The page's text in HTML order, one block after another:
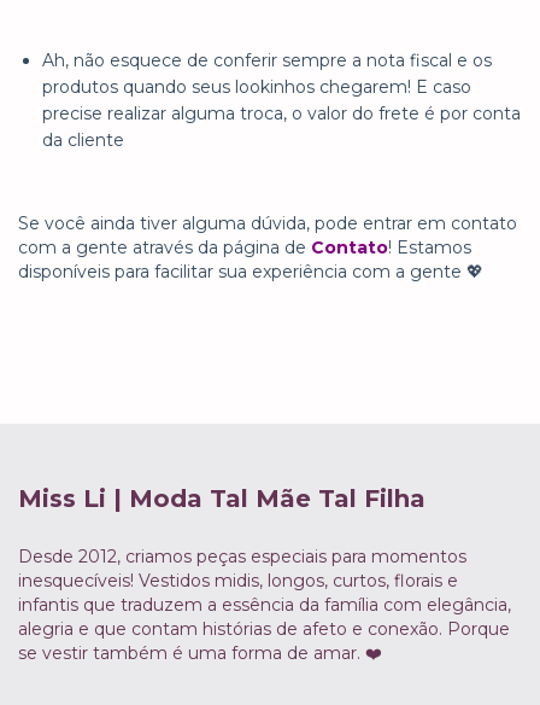
Ah, não esquece de conferir sempre a nota fiscal e os
produtos quando seus lookinhos chegarem! E caso
precise realizar alguma troca, o valor do frete é por conta
da cliente
Se você ainda tiver alguma dúvida, pode entrar em contato
com a gente através da página de Contato! Estamos
disponíveis para facilitar sua experiência com a gente 💖
Miss Li | Moda Tal Mãe Tal Filha
Desde 2012, criamos peças especiais para momentos
inesquecíveis! Vestidos midis, longos, curtos, florais e
infantis que traduzem a essência da família com elegância,
alegria e que contam histórias de afeto e conexão. Porque
se vestir também é uma forma de amar. ❤️